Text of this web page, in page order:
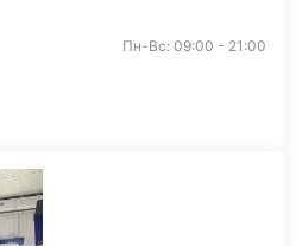
Пн-Вс: 09:00 - 21:00